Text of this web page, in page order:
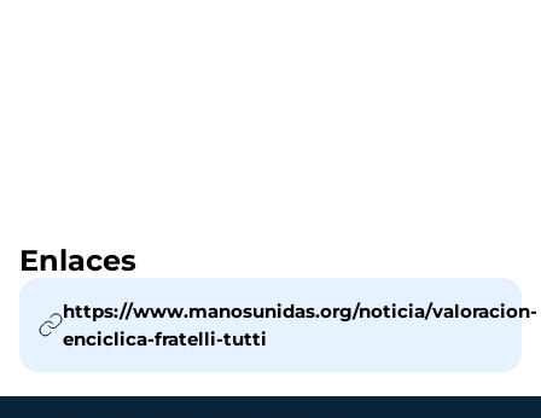
Enlaces
https://www.manosunidas.org/noticia/valoracion-
enciclica-fratelli-tutti